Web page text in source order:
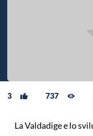
3 737
La Valdadige e lo